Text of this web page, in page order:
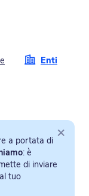
Enti
a portata di
: è
di inviare
tuo
×